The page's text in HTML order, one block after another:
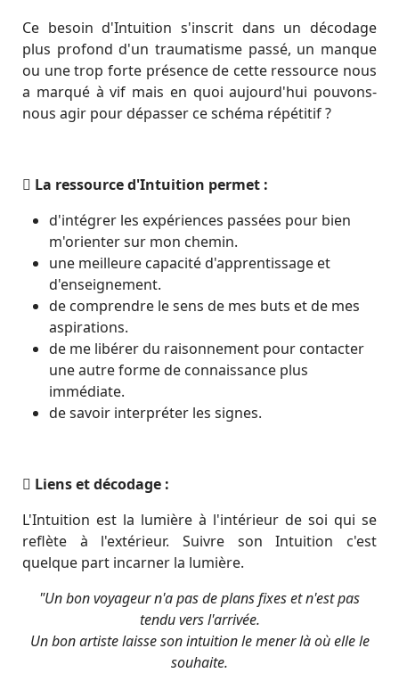
Ce besoin d'Intuition s'inscrit dans un décodage
plus profond d'un traumatisme passé, un manque
ou une trop forte présence de cette ressource nous
a marqué à vif mais en quoi aujourd'hui pouvons-
nous agir pour dépasser ce schéma répétitif ?
La ressource d'Intuition permet :
d'intégrer les expériences passées pour bien
m'orienter sur mon chemin.
une meilleure capacité d'apprentissage et
d'enseignement.
de comprendre le sens de mes buts et de mes
aspirations.
de me libérer du raisonnement pour contacter
une autre forme de connaissance plus
immédiate.
de savoir interpréter les signes.
Liens et décodage :
L'Intuition est la lumière à l'intérieur de soi qui se
reflète à l'extérieur. Suivre son Intuition c'est
quelque part incarner la lumière.
"Un bon voyageur n'a pas de plans fixes et n'est pas
tendu vers l'arrivée.
Un bon artiste laisse son intuition le mener là où elle le
souhaite.